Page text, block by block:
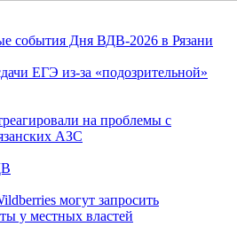
события Дня ВДВ-2026 в Рязани
ЕГЭ из-за «подозрительной»
на проблемы с
АЗС
могут запросить
у местных властей